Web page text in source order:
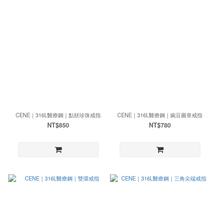
CENE｜316L醫療鋼｜點狀珍珠戒指
NT$850
CENE｜316L醫療鋼｜豌豆圖章戒指
NT$780